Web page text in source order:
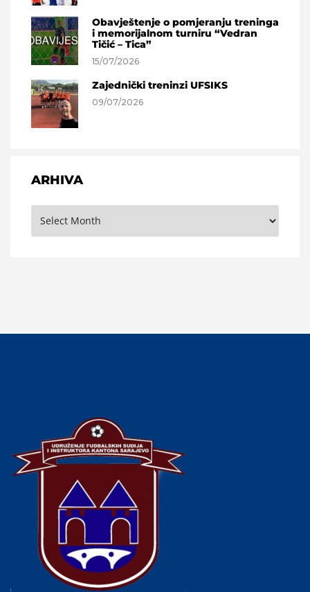
Obavještenje o pomjeranju treninga
i memorijalnom turniru “Vedran
Tičić – Tica”
15/07/2026
Zajednički treninzi UFSIKS
09/07/2026
ARHIVA